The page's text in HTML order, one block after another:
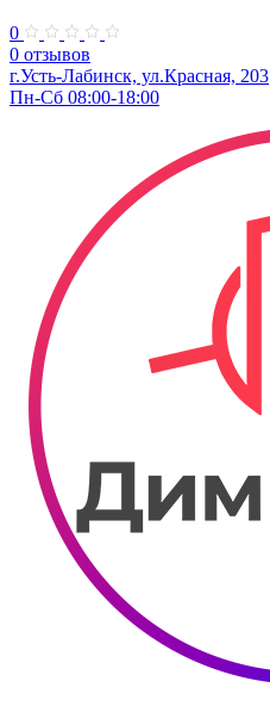
0
0 отзывов
г.Усть-Лабинск, ул.Красная, 203
Пн-Сб 08:00-18:00